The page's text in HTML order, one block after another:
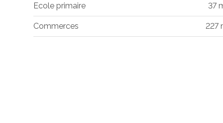
Ecole primaire 37
Commerces 227